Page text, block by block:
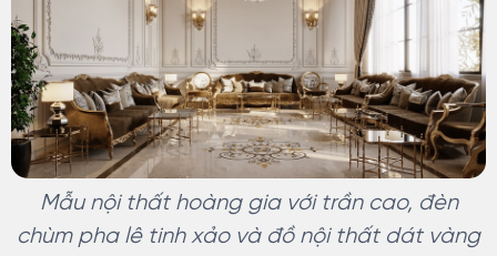
Mẫu nội thất hoàng gia với trần cao, đèn
chùm pha lê tinh xảo và đồ nội thất dát vàng